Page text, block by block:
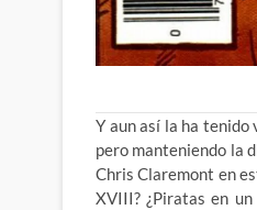
Y aun así la ha
pero manteniendo la
Chris Claremont en
XVIII? ¿Piratas en un